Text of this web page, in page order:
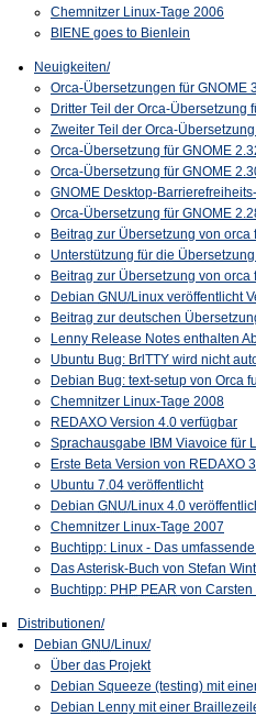
Chemnitzer Linux-Tage 2006
BIENE goes to Bienlein
Neuigkeiten/
Orca-Übersetzungen für GNOME
Dritter Teil der Orca-Übersetzung
Zweiter Teil der Orca-
Orca-Übersetzung für GNOME
Orca-Übersetzung für GNOME
GNOME Desktop-
Orca-Übersetzung für GNOME
Beitrag zur Übersetzung von orca
Unterstützung für die
Beitrag zur Übersetzung von orca
Debian GNU/Linux veröffentlicht
Beitrag zur deutschen
Lenny Release Notes enthalten
Ubuntu Bug: BrlTTY wird nicht
Debian Bug: text-setup von Orca
Chemnitzer Linux-Tage 2008
REDAXO Version 4.0 verfügbar
Sprachausgabe IBM Viavoice für
Erste Beta Version von REDAXO
Ubuntu 7.04 veröffentlicht
Debian GNU/Linux 4.0
Chemnitzer Linux-Tage 2007
Buchtipp: Linux - Das
Das Asterisk-Buch von Stefan
Buchtipp: PHP PEAR von Carsten
Distributionen/
Debian GNU/Linux/
Über das Projekt
Debian Squeeze (testing) mit
Debian Lenny mit einer